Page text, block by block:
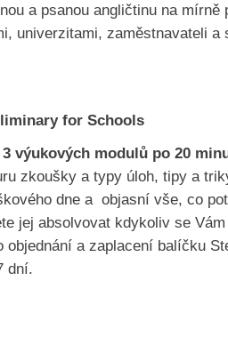
a psanou angličtinu na mírně
univerzitami, zaměstnavateli
for Schools
výukových modulů po 20
zkoušky a typy úloh, tipy a
dne a objasní vše, co
jej absolvovat kdykoliv se
objednání a zaplacení balíčku
dní.